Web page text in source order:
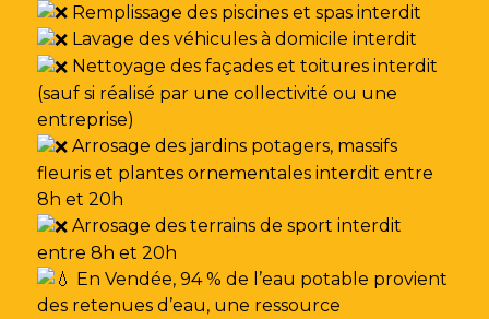
Remplissage des piscines et spas interdit
Lavage des véhicules à domicile interdit
Nettoyage des façades et toitures interdit
(sauf si réalisé par une collectivité ou une
entreprise)
Arrosage des jardins potagers, massifs
fleuris et plantes ornementales interdit entre
8h et 20h
Arrosage des terrains de sport interdit
entre 8h et 20h
En Vendée, 94 % de l’eau potable provient
des retenues d’eau, une ressource